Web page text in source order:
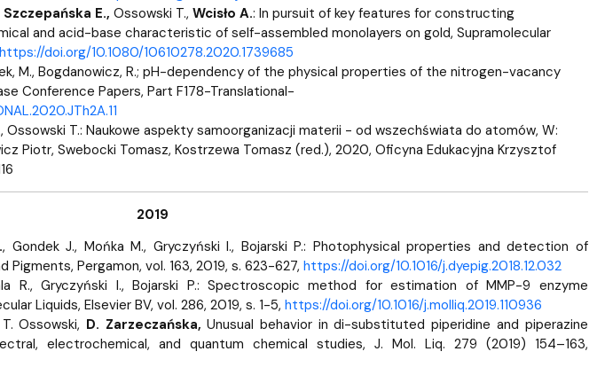
E., Ossowski T., Wcisło A.: In pursuit of key features for constructing
and acid-base characteristic of self-assembled monolayers on gold, Supramolecular
https://doi.org/10.1080/10610278.2020.1739685
M., Bogdanowicz, R.; pH-dependency of the physical properties of the nitrogen-vacancy
Conference Papers, Part F178-Translational-
Ossowski T.: Naukowe aspekty samoorganizacji materii - od wszechświata do atomów, W:
Piotr, Swebocki Tomasz, Kostrzewa Tomasz (red.), 2020, Oficyna Edukacyjna Krzysztof
2019
, Gondek J., Mońka M., Gryczyński I., Bojarski P.: Photophysical properties and detection of
Pergamon, vol. 163, 2019, s. 623-627, https://doi.org/10.1016/j.dyepig.2018.12.032
R., Gryczyński I., Bojarski P.: Spectroscopic method for estimation of MMP-9 enzyme
Liquids, Elsevier BV, vol. 286, 2019, s. 1-5, https://doi.org/10.1016/j.molliq.2019.110936
Ossowski, D. Zarzeczańska, Unusual behavior in di-substituted piperidine and piperazine
electrochemical, and quantum chemical studies, J. Mol. Liq. 279 (2019) 154–163,